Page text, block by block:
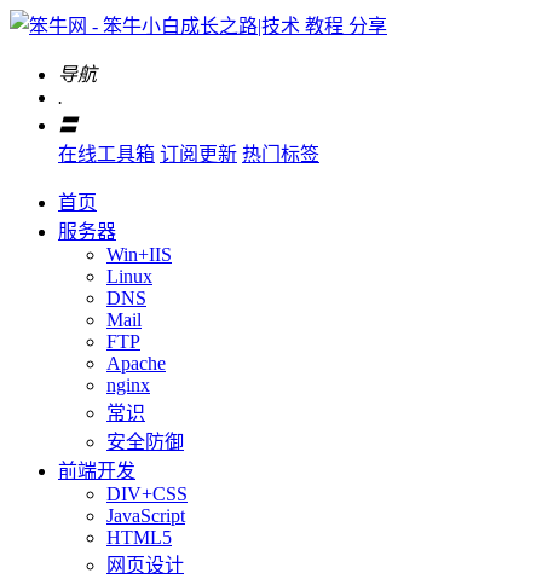
导航
.
〓
在线工具箱 订阅更新 热门标签
首页
服务器
Win+IIS
Linux
DNS
Mail
FTP
Apache
nginx
常识
安全防御
前端开发
DIV+CSS
JavaScript
HTML5
网页设计